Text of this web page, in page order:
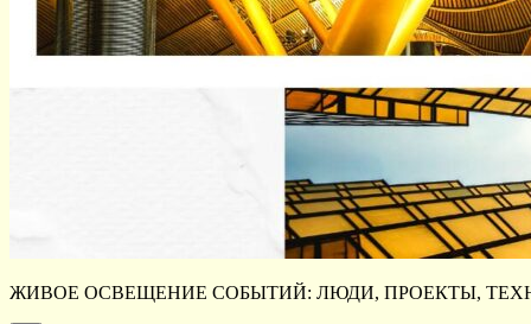
ЖИВОЕ ОСВЕЩЕНИЕ СОБЫТИЙ: ЛЮДИ, ПРОЕКТЫ,